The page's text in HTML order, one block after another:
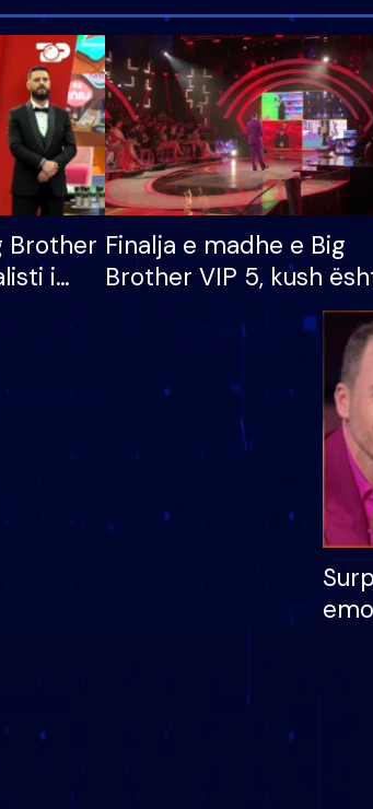
Brother
i
Finalja e madhe e Big
Brother VIP 5, kush
banori i parë që lë
dhe humb mundësinë
të fituar çmimin e madh